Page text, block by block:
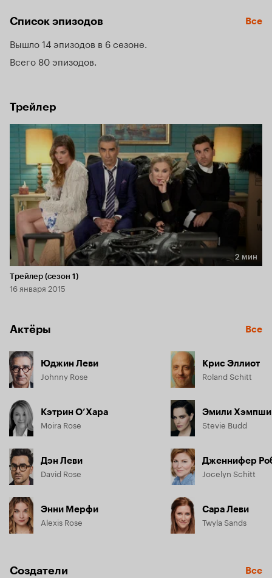
Список эпизодов Все
Вышло 14 эпизодов в 6 сезоне
Всего 80 эпизодов
Трейлер
Длительность 2 мин
2 мин
Трейлер (сезон 1)
16 января 2015
Актёры Все
Юджин Леви
Johnny Rose
Кэтрин О’Хара
Moira Rose
Дэн Леви
David Rose
Энни Мерфи
Alexis Rose
Крис Эллиот
Roland Schitt
Эмили
Stevie Budd
Дженнифер
Jocelyn Schitt
Сара Леви
Twyla Sands
Создатели Все